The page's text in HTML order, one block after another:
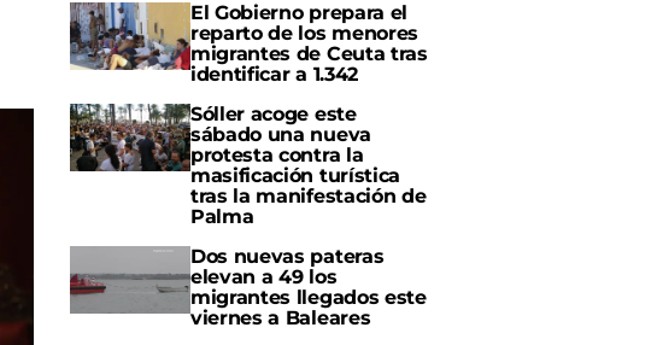
El Gobierno prepara el
reparto de los menores
migrantes de Ceuta tras
identificar a 1.342
Sóller acoge este
sábado una nueva
protesta contra la
masificación turística
tras la manifestación de
Palma
Dos nuevas pateras
elevan a 49 los
migrantes llegados este
viernes a Baleares